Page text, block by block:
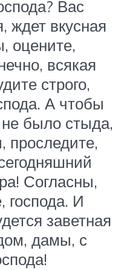
Вас
ждет вкусная
оцените,
всякая
строго,
А чтобы
было стыда,
проследите,
Согласны,
И
заветная
дамы, с